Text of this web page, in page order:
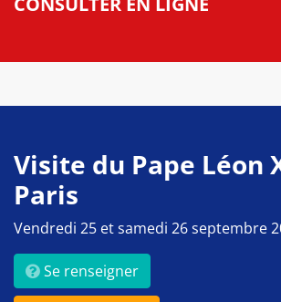
Visite du Pape Léon
Paris
Vendredi 25 et samedi 26 septembre
Se renseigner